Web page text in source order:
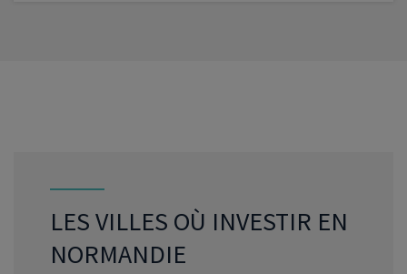
LES VILLES OÙ INVESTIR EN
NORMANDIE